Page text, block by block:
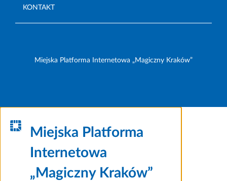
KONTAKT
Miejska Platforma Internetowa „Magiczny Kraków”
Miejska Platforma
Internetowa
„Magiczny Kraków”